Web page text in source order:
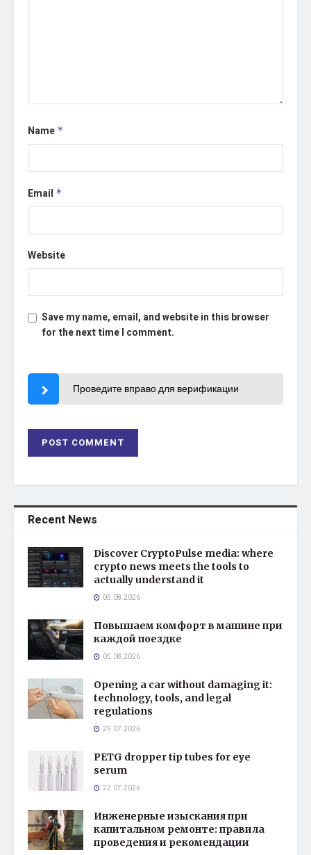
Name *
Email *
Website
Save my name, email, and website in this browser
for the next time I comment.
Проведите вправо для верификации
Recent News
Discover CryptoPulse media: where
crypto news meets the tools to
actually understand it
05.08.2026
Повышаем комфорт в машине при
каждой поездке
05.08.2026
Opening a car without damaging it:
technology, tools, and legal
regulations
29.07.2026
PETG dropper tip tubes for eye
serum
22.07.2026
Инженерные изыскания при
капитальном ремонте: правила
проведения и рекомендации